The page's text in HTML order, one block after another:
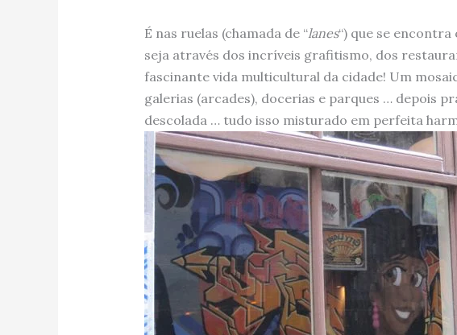
É nas ruelas (chamada de “lanes“) que se encontra
seja através dos incríveis grafitismo, dos
fascinante vida multicultural da cidade! Um
galerias (arcades), docerias e parques … depois
descolada … tudo isso misturado em perfeita